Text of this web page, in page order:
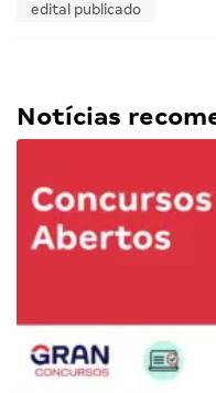
edital publicado
Notícias